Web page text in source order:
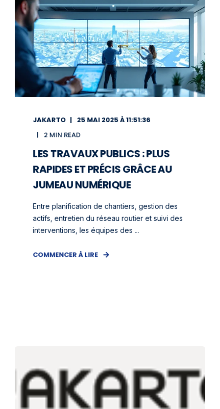
JAKARTO 25 MAI 2025 À 11:51:36
2 MIN READ
LES TRAVAUX PUBLICS : PLUS
RAPIDES ET PRÉCIS GRÂCE AU
JUMEAU NUMÉRIQUE
Entre planification de chantiers, gestion des
actifs, entretien du réseau routier et suivi des
interventions, les équipes des ...
COMMENCER À LIRE